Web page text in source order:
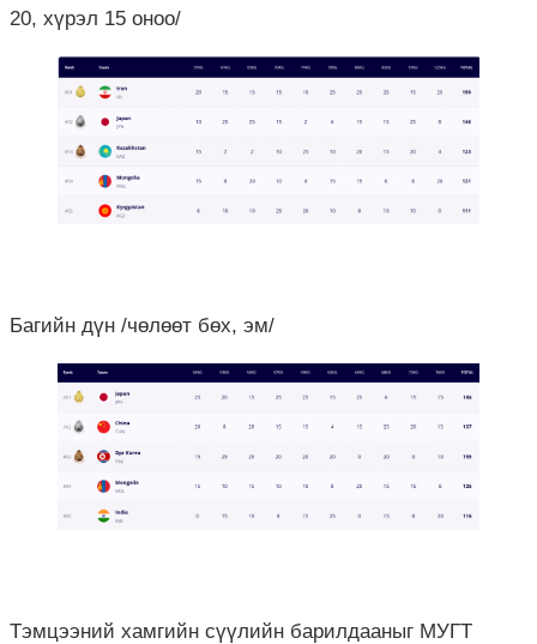
20, хүрэл 15 оноо/
Багийн дүн /чөлөөт бөх, эм/
Тэмцээний хамгийн сүүлийн барилдааныг МУГТ